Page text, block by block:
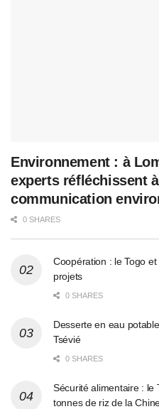
Environnement : à
experts réfléchissent
communication
0 SHARES
Coopération : le Togo
projets
0 SHARES
Desserte en eau
Tsévié
0 SHARES
Sécurité alimentaire : le
tonnes de riz de la